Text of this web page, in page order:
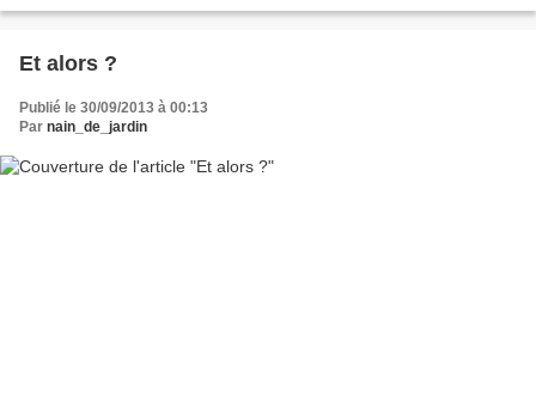
Et alors ?
Publié le 30/09/2013 à 00:13
Par nain_de_jardin